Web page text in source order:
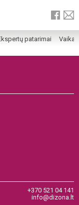
patarimai
+370 521 04 141
info@dizona.lt